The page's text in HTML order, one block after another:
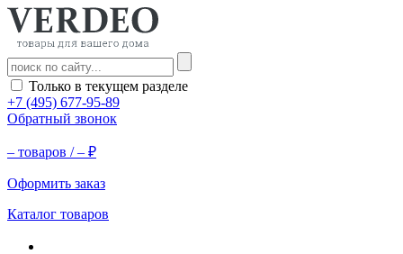
Только в текущем разделе
+7 (495) 677-95-89
Обратный звонок
– товаров /– ₽
Оформить заказ
Каталог товаров